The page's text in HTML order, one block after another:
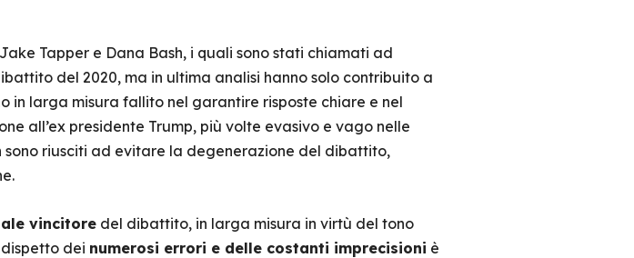
Tapper e Dana Bash, i quali sono stati chiamati ad
del 2020, ma in ultima analisi hanno solo contribuito a
in larga misura fallito nel garantire risposte chiare e nel
all’ex presidente Trump, più volte evasivo e vago nelle
sono riusciti ad evitare la degenerazione del dibattito,
vincitoredel dibattito, in larga misura in virtù del tono
dei numerosi errori e delle costanti imprecisioni è